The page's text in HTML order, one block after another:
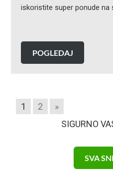
iskoristite super ponude na
POGLEDAJ
1 2
»
SIGURNO
SVA